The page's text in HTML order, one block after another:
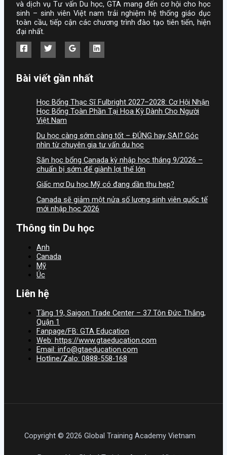
và dịch vụ Tư vấn Du học, GTA mang đến cơ hội cho học
sinh – sinh viên Việt nam trải nghiệm hệ thống giáo dục
toàn cầu, tiếp cận các chương trình đào tạo tiên tiến, hiện
đại nhất.
Bài viết gần nhất
Học Bổng Thạc Sĩ Fulbright 2027–2028: Cơ Hội Nhận
Học Bổng Toàn Phần Tại Hoa Kỳ Dành Cho Người
Việt Nam
Du học càng sớm càng tốt – ĐÚNG hay SAI? Góc
nhìn từ chuyên gia tư vấn du học
Săn học bổng Canada kỳ nhập học tháng 9/2026 –
chuẩn bị sớm để giành lợi thế lớn
Giấc mơ Du học Mỹ có đang dần thu hẹp?
Canada sẽ giảm một nửa số lượng sinh viên quốc tế
mới nhập học 2026
Thông tin Du học
Anh
Canada
Mỹ
Úc
Liên hệ
Tầng 19, Saigon Trade Center – 37 Tôn Đức Thắng,
Quận 1
Fanpage/FB: GTA Education
Web: https://www.gtaeducation.com
Email: info@gtaeducation.com
Hotline/Zalo: 0888-558-168
Copyright © 2026 Global Training Academy Vietnam